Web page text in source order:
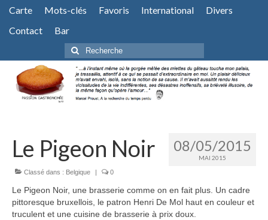
Carte Mots-clés Favoris International
Divers
Contact
Bar
Rechercher
:
08/05/2015
MAI 2015
Le Pigeon Noir
Classé dans : Belgique | 0
Le Pigeon Noir, une brasserie comme on en fait plus. Un cadre
pittoresque bruxellois, le patron Henri De Mol haut en couleur et
truculent et une cuisine de brasserie à prix doux.